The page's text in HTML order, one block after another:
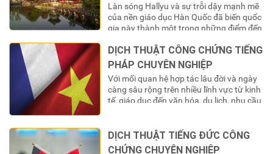
Làn sóng Hallyu và sự trỗi dậy mạnh mẽ
của nền giáo dục Hàn Quốc đã biến quốc
gia này thành một trong những điểm đến
Nam. Hàng năm, hàng chục ngàn bộ hồ
sơ được nộp vào các trường đại học
DỊCH THUẬT CÔNG CHỨNG TIẾNG
PHÁP CHUYÊN NGHIỆP
Với mối quan hệ hợp tác lâu đời và ngày
càng sâu rộng trên nhiều lĩnh vực từ kinh
tế, giáo dục đến văn hóa, du lịch, nhu cầu
nói tiếng Pháp (Pháp ngữ) là rất lớn….
DỊCH THUẬT TIẾNG ĐỨC CÔNG
CHỨNG CHUYÊN NGHIỆP